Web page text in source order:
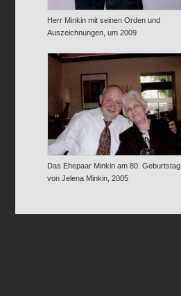
Herr Minkin mit seinen Orden und
Auszeichnungen, um 2009
Das Ehepaar Minkin am 80. Geburtstag
von Jelena Minkin, 2005